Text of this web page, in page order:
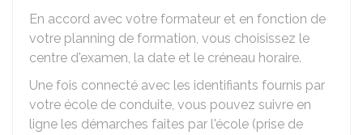
En accord avec votre formateur et en fonction de
votre planning de formation, vous choisissez le
centre d'examen, la date et le créneau horaire.
Une fois connecté avec les identifiants fournis par
votre école de conduite, vous pouvez suivre en
ligne les démarches faites par l'école (prise de